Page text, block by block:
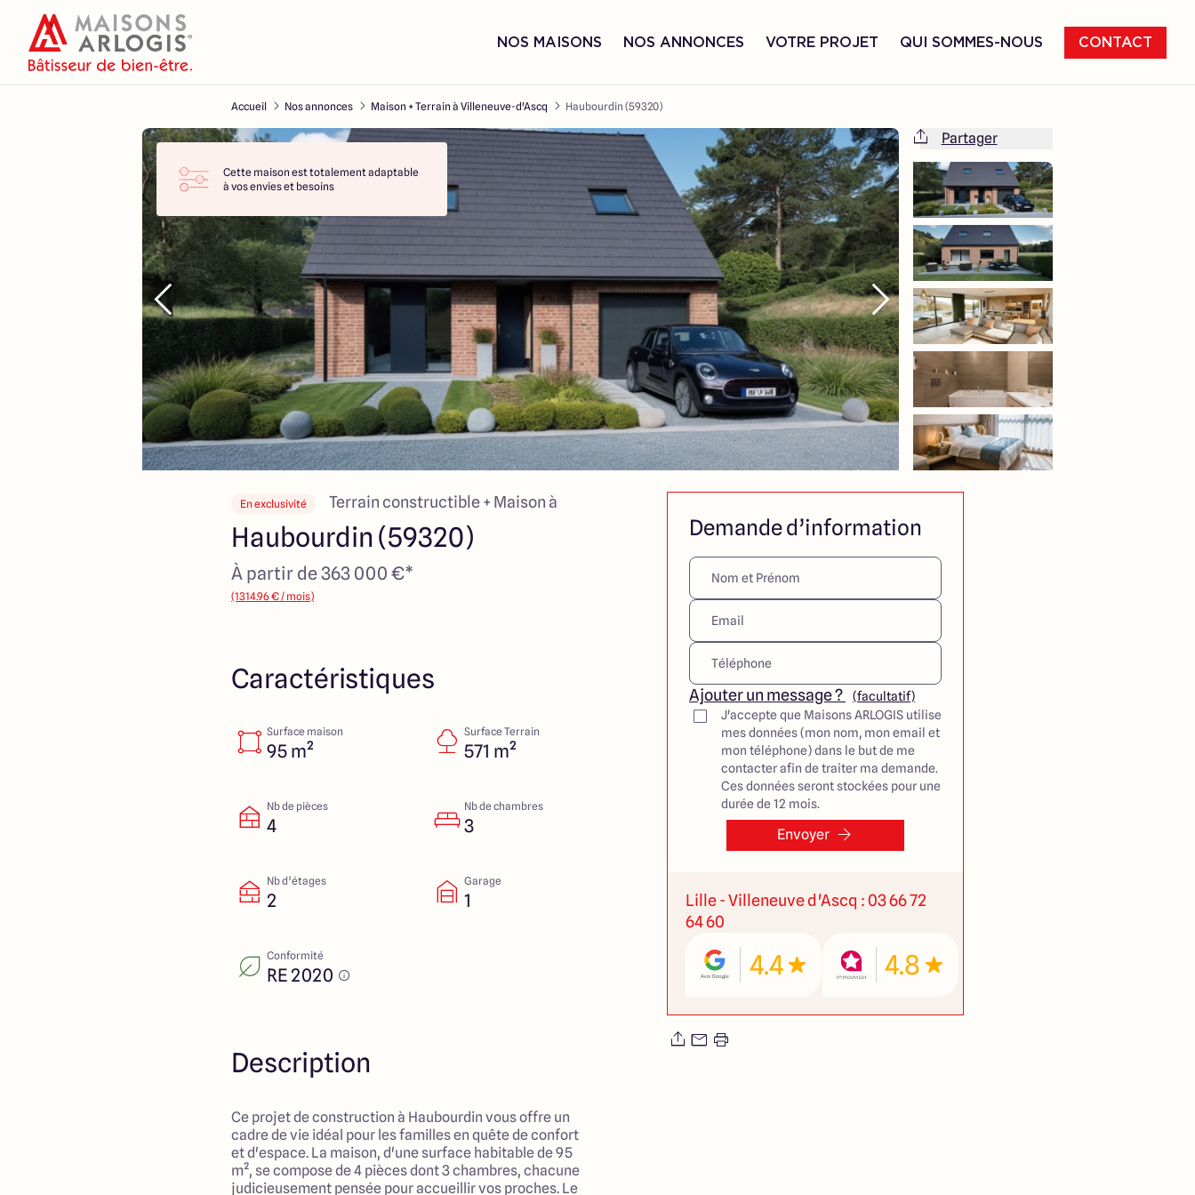
NOS MAISONS NOS ANNONCES VOTRE PROJET QUI SOMMES-NOUS CONTACT
Accueil Nos annonces Maison + Terrain à Villeneuve-d'Ascq Haubourdin (59320)
Cette maison est totalement adaptable
à vos envies et besoins
Cette maison est totalement adaptable
à vos envies et besoins
Partager
En exclusivité Terrain constructible + Maison à
Haubourdin (59320)
À partir de 363 000 €*
(1314.96 € / mois)
Caractéristiques
Surface maison
95 m²
Surface Terrain
571 m²
Nb de pièces
4
Nb de chambres
3
Nb d’étages
2
Garage
1
Conformité
RE 2020
Description
Ce projet de construction à Haubourdin vous offre un
cadre de vie idéal pour les familles en quête de confort
et d'espace. La maison, d'une surface habitable de 95
m², se compose de 4 pièces dont 3 chambres, chacune
judicieusement pensée pour accueillir vos proches. Le
Demande d’information
Ajouter un message ?
(facultatif)
J'accepte que Maisons ARLOGIS utilise
mes données (mon nom, mon email et
mon téléphone) dans le but de me
contacter afin de traiter ma demande.
Ces données seront stockées pour une
durée de 12 mois.
Envoyer
Lille - Villeneuve d'Ascq : 03 66 72
64 60
4.4 4.8